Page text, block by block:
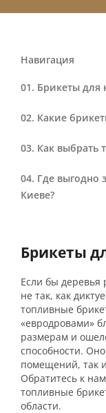
Навигация
Брикеты для
Какие
Как выбрать
Где выгодно
Киеве?
Брикеты
Если бы деревья
не так, как
топливные
«евродровами»
размерам и
способности.
помещений, так
Обратитесь к
топливные
области.